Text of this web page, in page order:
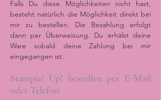
Falls Du diese Möglichkeiten nicht hast,
besteht natürlich die Möglichkeit direkt bei
mir zu bestellen. Die Bezahlung erfolgt
dann per Überweisung. Du erhälst deine
Ware sobald deine Zahlung bei mir
eingegangen ist.
Stampin’ Up! bestellen per E-Mail
oder Telefon